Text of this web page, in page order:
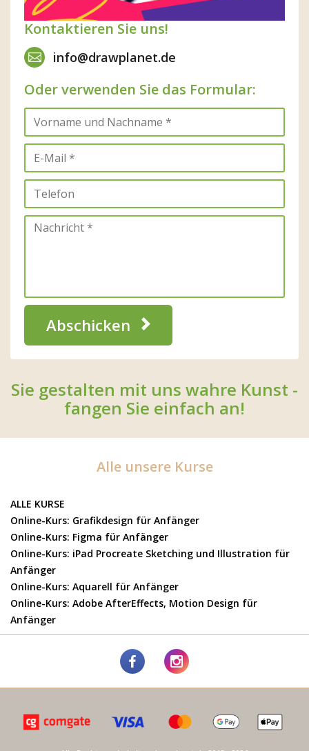
Kontaktieren Sie uns!
info@drawplanet.de
Oder verwenden Sie das Formular:
Abschicken
Sie gestalten mit uns wahre Kunst -
fangen Sie einfach an!
Alle unsere Kurse
ALLE KURSE
Online-Kurs: Grafikdesign für Anfänger
Online-Kurs: Figma für Anfänger
Online-Kurs: iPad Procreate Sketching und Illustration für
Anfänger
Online-Kurs: Aquarell für Anfänger
Online-Kurs: Adobe AfterEffects, Motion Design für
Anfänger